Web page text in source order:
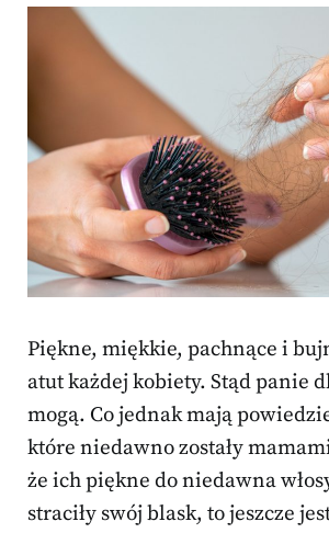
Piękne, miękkie, pachnące i
atut każdej kobiety. Stąd panie
mogą. Co jednak mają
które niedawno zostały
że ich piękne do niedawna
straciły swój blask, to jeszcze